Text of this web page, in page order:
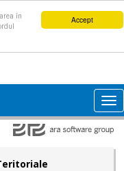
Accept
în